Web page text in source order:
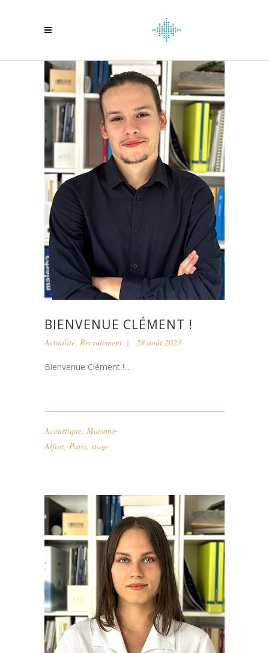
BIENVENUE CLÉMENT !
Actualité Recrutement 28 août 2023
Bienvenue Clément !...
Acoustique Maisons-
Alfort Paris stage